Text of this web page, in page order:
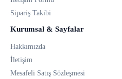
Sipariş Takibi
Kurumsal & Sayfalar
Hakkımızda
İletişim
Mesafeli Satış Sözleşmesi